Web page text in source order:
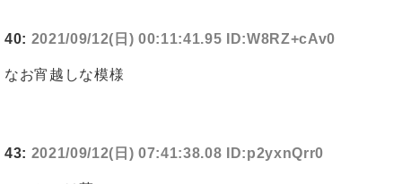
40: 2021/09/12(日) 00:11:41.95 ID:W8RZ+cAv0
なお宵越しな模様
43: 2021/09/12(日) 07:41:38.08 ID:p2yxnQrr0